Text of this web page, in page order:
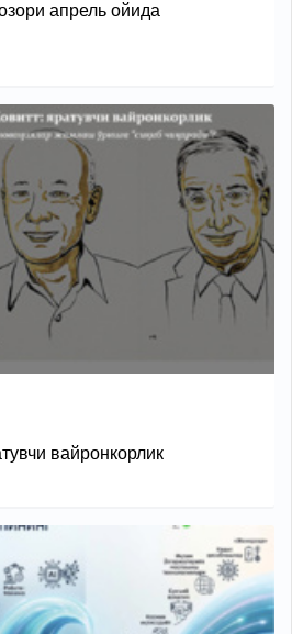
апрель ойида
вайронкорлик